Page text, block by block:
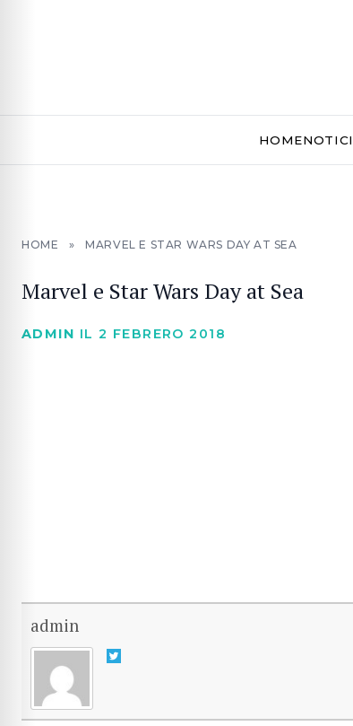
HOME
HOME » MARVEL E STAR WARS DAY AT SEA
Marvel e Star Wars Day at Sea
ADMIN IL 2 FEBRERO 2018
admin